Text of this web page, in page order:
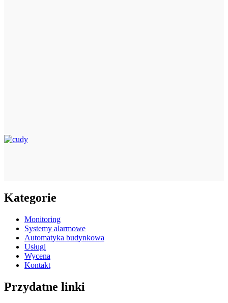
Kategorie
Monitoring
Systemy alarmowe
Automatyka budynkowa
Usługi
Wycena
Kontakt
Przydatne linki